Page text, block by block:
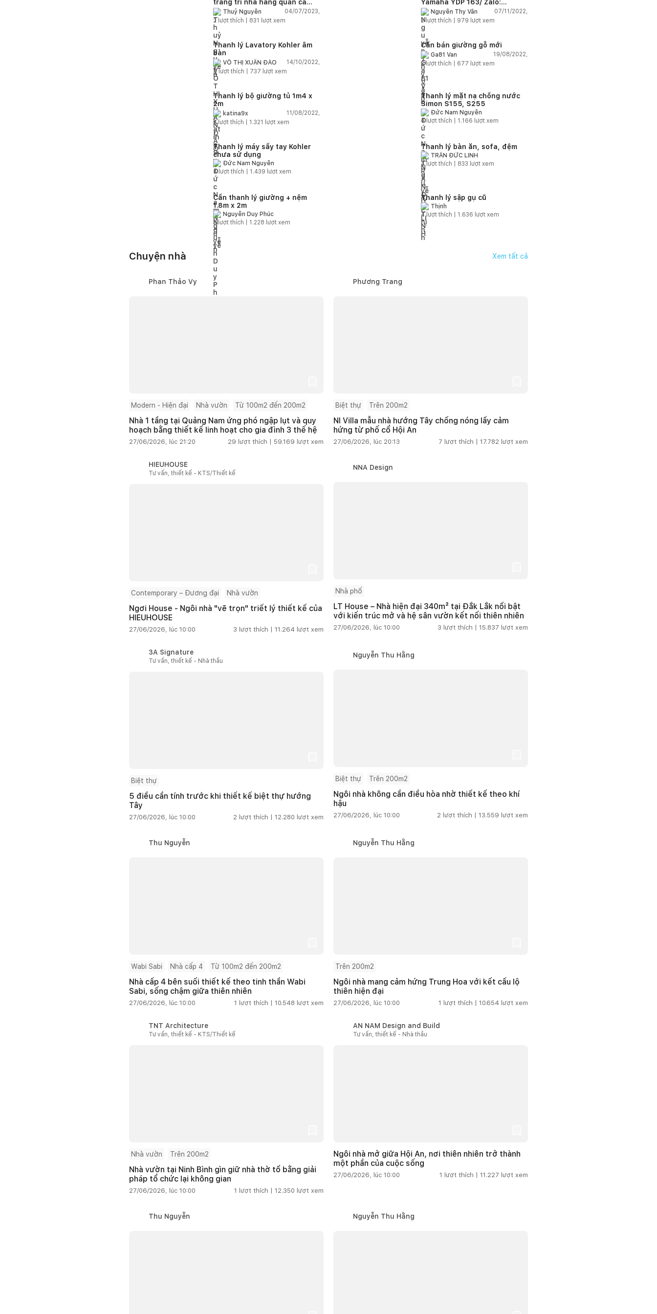
trang trí nhà hàng quán cà
phêThuỷ Nguyễn
04/07/2023,
2 lượt thích | 831 lượt xem
Yamaha YDP 163/ Zalo:
0932009520
Nguyễn Thy Vân
07/11/2022,
2lượt thích | 979 lượt xem
Thanh lý Lavatory Kohler âm
bàn
VÕ THỊ XUÂN ĐÀO
14/10/2022,
4lượt thích | 737 lượt xem
Cần bán giường gỗ mới
Ga81 Van
19/08/2022,
3lượt thích | 677 lượt xem
Thanh lý bộ giường tủ 1m4 x
2m
katina9x
11/08/2022,
2lượt thích | 1.321 lượt xem
Thanh lý mặt nạ chống nước
Simon S155, S255
Đức Nam Nguyễn
4lượt thích | 1.166 lượt xem
Thanh lý máy sấy tay Kohler
chưa sử dụng
Đức Nam Nguyễn
4lượt thích | 1.439 lượt xem
Thanh lý bàn ăn, sofa, đệm
TRẦN ĐỨC LINH
4lượt thích | 833 lượt xem
Cần thanh lý giường + nệm
1.8m x 2m
Nguyễn Duy Phúc
3lượt thích | 1.228 lượt xem
Thanh lý sập gụ cũ
Thịnh
4lượt thích | 1.636 lượt xem
Chuyện nhà Xem tất cả
Phan Thảo Vy
Modern - Hiện đại Nhà vườn Từ 100m2 đến 200m2
Nhà 1 tầng tại Quảng Nam ứng phó ngập lụt và quy
hoạch bằng thiết kế linh hoạt cho gia đình 3 thế hệ
27/06/2026, lúc 21:20 29 lượt thích | 59.169 lượt xem
Phương Trang
Biệt thự Trên 200m2
NI Villa mẫu nhà hướng Tây chống nóng lấy cảm
hứng từ phố cổ Hội An
27/06/2026, lúc 20:13 7 lượt thích | 17.782 lượt xem
HIEUHOUSE
Tư vấn, thiết kế - KTS/Thiết kế
Contemporary – Đương đại Nhà vườn
Ngơi House - Ngôi nhà "vẽ trọn" triết lý thiết kế của
HIEUHOUSE
27/06/2026, lúc 10:00 3 lượt thích | 11.264 lượt xem
NNA Design
Nhà phố
LT House – Nhà hiện đại 340m² tại Đắk Lắk nổi bật
với kiến trúc mở và hệ sân vườn kết nối thiên nhiên
27/06/2026, lúc 10:00 3 lượt thích | 15.837 lượt xem
3A Signature
Tư vấn, thiết kế - Nhà thầu
Biệt thự
5 điều cần tính trước khi thiết kế biệt thự hướng
Tây
27/06/2026, lúc 10:00 2 lượt thích | 12.280 lượt xem
Nguyễn Thu Hằng
Biệt thự Trên 200m2
Ngôi nhà không cần điều hòa nhờ thiết kế theo khí
hậu
27/06/2026, lúc 10:00 2 lượt thích | 13.559 lượt xem
Thu Nguyễn
Wabi Sabi Nhà cấp 4 Từ 100m2 đến 200m2
Nhà cấp 4 bên suối thiết kế theo tinh thần Wabi
Sabi, sống chậm giữa thiên nhiên
27/06/2026, lúc 10:00 1 lượt thích | 10.548 lượt xem
Nguyễn Thu Hằng
Trên 200m2
Ngôi nhà mang cảm hứng Trung Hoa với kết cấu lộ
thiên hiện đại
27/06/2026, lúc 10:00 1 lượt thích | 10.654 lượt xem
TNT Architecture
Tư vấn, thiết kế - KTS/Thiết kế
Nhà vườn Trên 200m2
Nhà vườn tại Ninh Bình gìn giữ nhà thờ tổ bằng giải
pháp tổ chức lại không gian
27/06/2026, lúc 10:00 1 lượt thích | 12.350 lượt xem
AN NAM Design and Build
Tư vấn, thiết kế - Nhà thầu
Ngôi nhà mở giữa Hội An, nơi thiên nhiên trở thành
một phần của cuộc sống
27/06/2026, lúc 10:00 1 lượt thích | 11.227 lượt xem
Thu Nguyễn Nguyễn Thu Hằng